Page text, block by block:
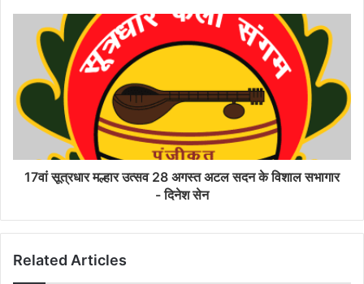
17वां सूत्रधार मल्हार उत्सव 28 अगस्त अटल सदन के विशाल सभागार
- दिनेश सेन
Related Articles